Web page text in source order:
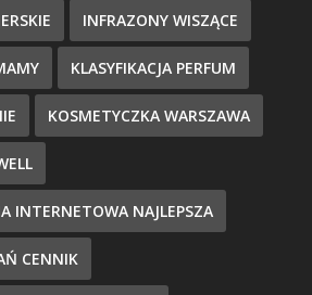
INFRAZONY WISZĄCE
KLASYFIKACJA PERFUM
KOSMETYCZKA WARSZAWA
INTERNETOWA NAJLEPSZA
CENNIK